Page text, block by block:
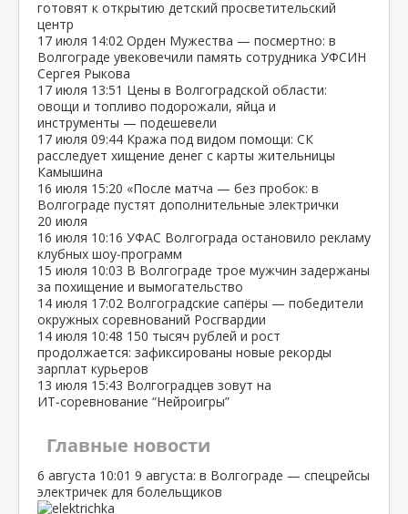
готовят к открытию детский просветительский
центр
17 июля 14:02 Орден Мужества — посмертно: в
Волгограде увековечили память сотрудника УФСИН
Сергея Рыкова
17 июля 13:51 Цены в Волгоградской области:
овощи и топливо подорожали, яйца и
инструменты — подешевели
17 июля 09:44 Кража под видом помощи: СК
расследует хищение денег с карты жительницы
Камышина
16 июля 15:20 «После матча — без пробок: в
Волгограде пустят дополнительные электрички
20 июля
16 июля 10:16 УФАС Волгограда остановило рекламу
клубных шоу‑программ
15 июля 10:03 В Волгограде трое мужчин задержаны
за похищение и вымогательство
14 июля 17:02 Волгоградские сапёры — победители
окружных соревнований Росгвардии
14 июля 10:48 150 тысяч рублей и рост
продолжается: зафиксированы новые рекорды
зарплат курьеров
13 июля 15:43 Волгоградцев зовут на
ИТ‑соревнование “Нейроигры”
Главные новости
6 августа 10:01 9 августа: в Волгограде — спецрейсы
электричек для болельщиков